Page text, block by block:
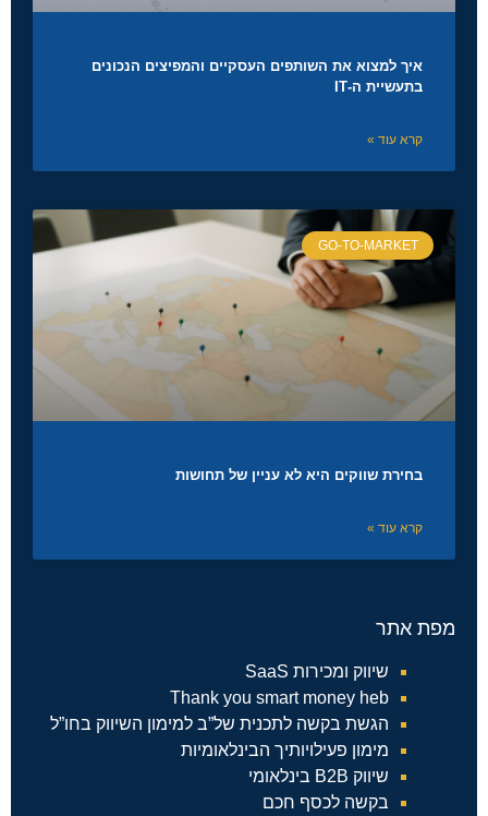
איך למצוא את השותפים העסקיים והמפיצים הנכונים
בתעשיית ה-IT
קרא עוד »
GO-TO-MARKET
בחירת שווקים היא לא עניין של תחושות
קרא עוד »
מפת אתר
שיווק ומכירות SaaS
Thank you smart money heb
הגשת בקשה לתכנית של”ב למימון השיווק בחו”ל
מימון פעילויותיך הבינלאומיות
שיווק B2B בינלאומי
בקשה לכסף חכם